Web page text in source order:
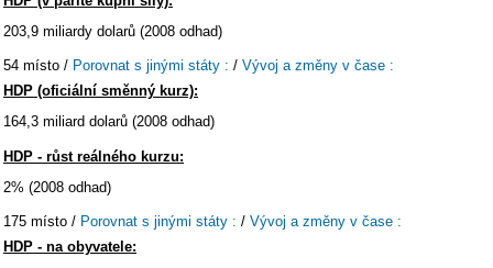
203,9 miliardy dolarů (2008 odhad)
54 místo / Porovnat s jinými státy : / Vývoj a změny v čase :
HDP (oficiální směnný kurz):
164,3 miliard dolarů (2008 odhad)
HDP - růst reálného kurzu:
2% (2008 odhad)
175 místo / Porovnat s jinými státy : / Vývoj a změny v čase :
HDP - na obyvatele: